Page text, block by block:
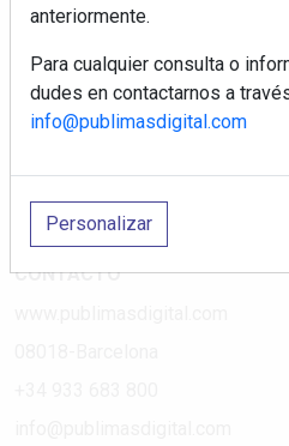
Suscripciones
Política de Privacidad
Política de Cookies
Política de Redes
Aviso Legal
¿Quiénes somos?
CONTACTO
anteriormente.
Para cualquier consulta o
dudes en contactarnos a
info@publimasdigital.com
Personalizar